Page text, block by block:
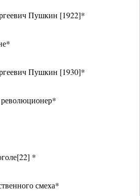
Пушкин [1922]*
Пушкин [1930]*
*
смеха*